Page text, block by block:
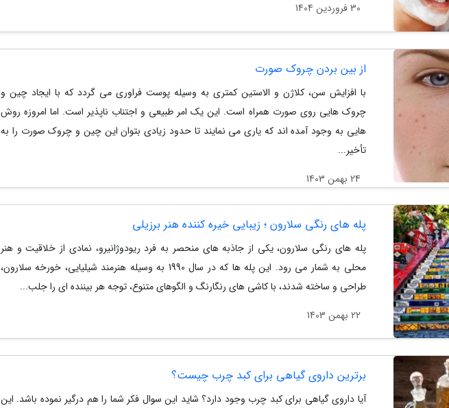
30 فروردین 1404
از بین بردن چروک صورت
با افزایش سن، کلاژن و الاستین کمتری به وسیله پوست فراوری می گردد که با ایجاد چین و
چروک هایی روی صورت همراه است. این یک امر طبیعی و اجتناب ناپذیر است. اما امروزه روش
هایی به وجود آمده اند که یاری می نمایند تا حدود زیادی بتوان این چین و چروک صورت را به
تأخیر...
24 بهمن 1403
پله های رنگی سلارون ؛ زیبایی خیره کننده هنر برزیلی
پله های رنگی سلارون، یکی از جاذبه های منحصر به فرد ریودوژانیرو، نمادی از خلاقیت و هنر
محلی به شمار می رود. این پله ها که در سال 1990 به وسیله هنرمند شیلیایی، خورخه سلارون،
طراحی و ساخته شدند، با کاشی های رنگارنگ و الگوهای متنوع، توجه هر بیننده ای را جلب...
22 بهمن 1403
برترین داروی گیاهی برای کبد چرب چیست؟
آیا داروی گیاهی برای کبد چرب وجود دارد؟ شاید این سوال فکر شما را هم درگیر نموده باشد. این